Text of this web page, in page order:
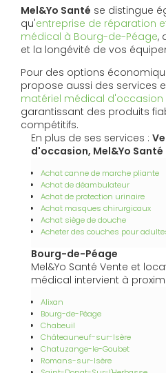
Mel&Yo Santé se distingue
qu'entreprise de réparation
médical à Bourg-de-Péage,
et la longévité de vos
Pour des options
propose aussi des services
matériel médical
garantissant des produits
compétitifs.
En plus de ses services :
d'occasion, Mel&Yo Santé
Achat canne de marche pliante
Achat de déambulateur
Achat de protection urinaire
Achat masques chirurgicaux
Achat siège de douche
Acheter des couches pour
Bourg-de-Péage
Mel&Yo Santé Vente et
médical intervient à
Alixan
Bourg-de-Péage
Chabeuil
Châteauneuf-sur-Isère
Chatuzange-le-Goubet
Romans-sur-Isère